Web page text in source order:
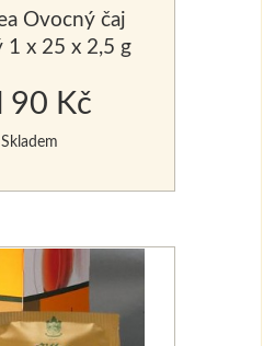
Ovocný čaj
1 x 25 x 2,5 g
90 Kč
Skladem